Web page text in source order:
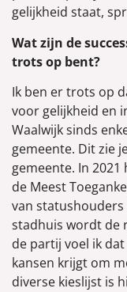
gelijkheid staat,
Wat zijn de
trots op bent?
Ik ben er trots op
voor gelijkheid en
Waalwijk sinds
gemeente. Dit zie
gemeente. In 2021
de Meest
van
stadhuis wordt de
de partij voel ik
kansen krijgt om
diverse kieslijst is